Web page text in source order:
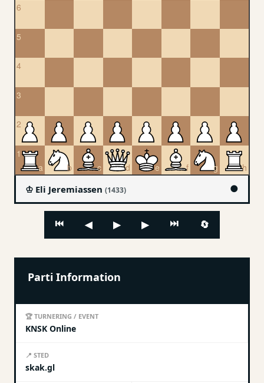
♔ Eli Jeremiassen (1433) ●
⏮ ◀ ▶ ▶ ⏭ 🔄
Parti Information
🏆 TURNERING / EVENT
KNSK Online
📍 STED
skak.gl